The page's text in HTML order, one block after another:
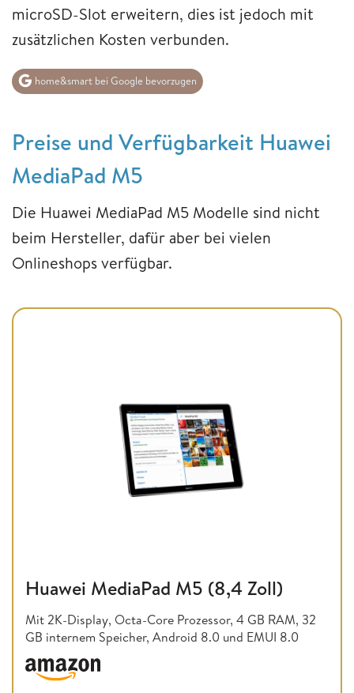
microSD-Slot erweitern, dies ist jedoch mit
zusätzlichen Kosten verbunden.
home&smart bei Google bevorzugen
Preise und Verfügbarkeit Huawei
MediaPad M5
Die Huawei MediaPad M5 Modelle sind nicht
beim Hersteller, dafür aber bei vielen
Onlineshops verfügbar.
Huawei MediaPad M5 (8,4 Zoll)
Mit 2K-Display, Octa-Core Prozessor, 4 GB RAM, 32
GB internem Speicher, Android 8.0 und EMUI 8.0